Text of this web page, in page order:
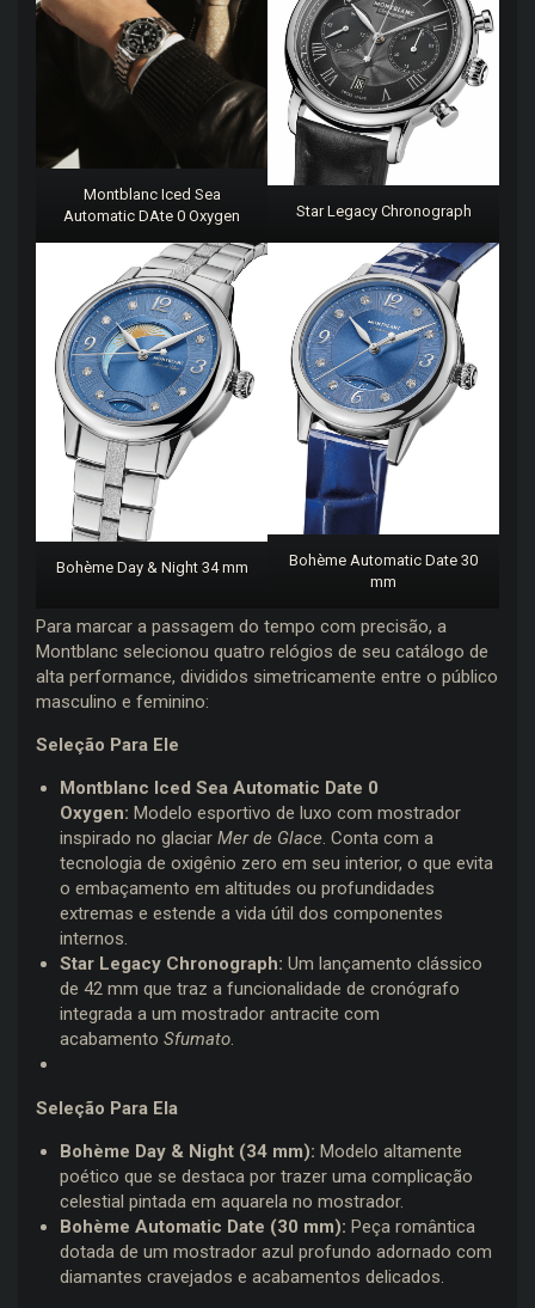
Montblanc Iced Sea
Automatic DAte 0 Oxygen
Star Legacy Chronograph
Bohème Day & Night 34 mm
Bohème Automatic Date 30
mm
Para marcar a passagem do tempo com precisão, a
Montblanc selecionou quatro relógios de seu catálogo de
alta performance, divididos simetricamente entre o público
masculino e feminino:
Seleção Para Ele
Montblanc Iced Sea Automatic Date 0
Oxygen: Modelo esportivo de luxo com mostrador
inspirado no glaciar Mer de Glace . Conta com a
tecnologia de oxigênio zero em seu interior, o que evita
o embaçamento em altitudes ou profundidades
extremas e estende a vida útil dos componentes
internos.
Star Legacy Chronograph: Um lançamento clássico
de 42 mm que traz a funcionalidade de cronógrafo
integrada a um mostrador antracite com
acabamento Sfumato
Seleção Para Ela
Bohème Day & Night (34 mm): Modelo altamente
poético que se destaca por trazer uma complicação
celestial pintada em aquarela no mostrador.
Bohème Automatic Date (30 mm): Peça romântica
dotada de um mostrador azul profundo adornado com
diamantes cravejados e acabamentos delicados.